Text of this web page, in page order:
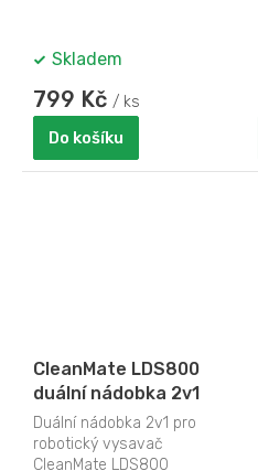
Skladem
799 Kč / ks
Do košíku
CleanMate LDS800
duální nádobka 2v1
Duální nádobka 2v1 pro
robotický vysavač
CleanMate LDS800